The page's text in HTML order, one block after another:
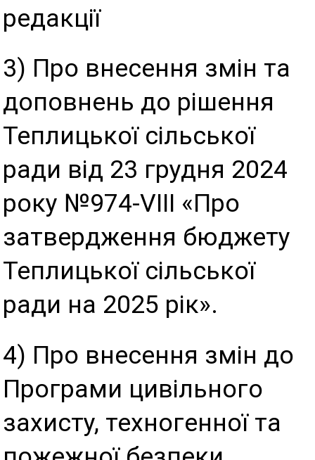
редакції
3) Про внесення змін та
доповнень до рішення
Теплицької сільської
ради від 23 грудня 2024
року №974-VIII «Про
затвердження бюджету
Теплицької сільської
ради на 2025 рік».
4) Про внесення змін до
Програми цивільного
захисту, техногенної та